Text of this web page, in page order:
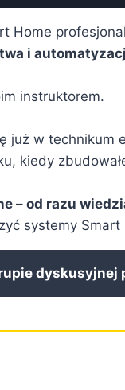
Home
i
instruktorem.
już w technikum
kiedy
– od razu
systemy
dyskusyjnej